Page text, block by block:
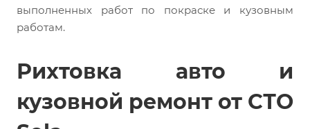
выполненных работ по покраске и кузовным
работам.
Рихтовка авто и
кузовной ремонт от СТО